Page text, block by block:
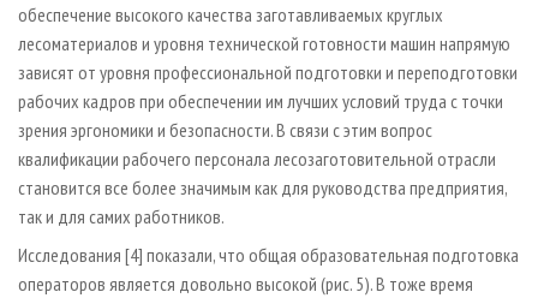
обеспечение высокого качества заготавливаемых круглых
лесоматериалов и уровня технической готовности машин напрямую
зависят от уровня профессиональной подготовки и переподготовки
рабочих кадров при обеспечении им лучших условий труда с точки
зрения эргономики и безопасности. В связи с этим вопрос
квалификации рабочего персонала лесозаготовительной отрасли
становится все более значимым как для руководства предприятия,
так и для самих работников.
Исследования [4] показали, что общая образовательная подготовка
операторов является довольно высокой (рис. 5). В тоже время